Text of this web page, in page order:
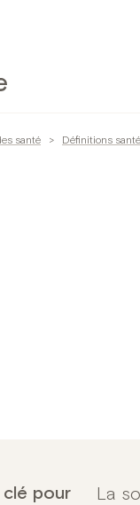
santé > Définitions santé
clé pour
La